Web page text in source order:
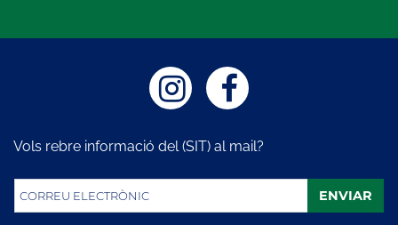
Vols rebre informació del (SIT) al mail?
CORREU ELECTRÒNIC ENVIAR